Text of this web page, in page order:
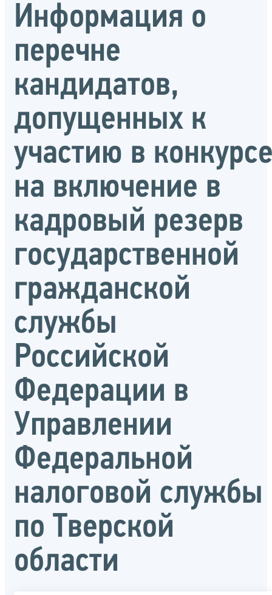
Информация о
перечне
кандидатов,
допущенных к
участию в
на включение в
кадровый резерв
государственной
гражданской
службы
Российской
Федерации в
Управлении
Федеральной
налоговой службы
по Тверской
области